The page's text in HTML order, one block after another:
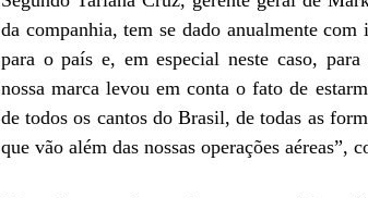
da companhia, tem se dado anualmente
para o país e, em especial neste caso,
nossa marca levou em conta o fato de
de todos os cantos do Brasil, de todas as
que vão além das nossas operações aéreas”,